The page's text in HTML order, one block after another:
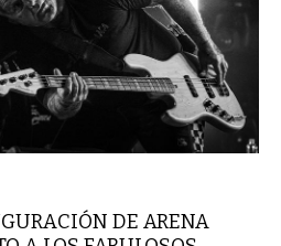
DE ARENA